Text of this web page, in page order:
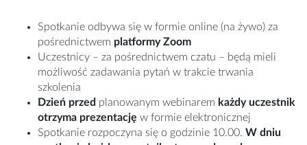
Spotkanie odbywa się w formie online (na żywo) za
pośrednictwem platformy Zoom
Uczestnicy – za pośrednictwem czatu – będą mieli
możliwość zadawania pytań w trakcie trwania
szkolenia
Dzień przed planowanym webinarem każdy uczestnik
otrzyma prezentację w formie elektronicznej
Spotkanie rozpoczyna się o godzinie 10.00. W dniu